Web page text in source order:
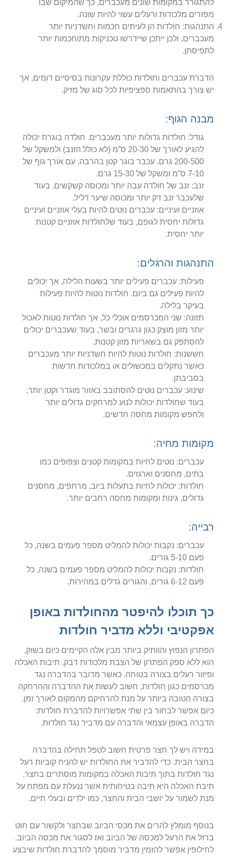
להתגורר במקומות שונים מעכברים, כך שהמיקום שבו
מפזרים מלכודות ורעלים עשוי להיות שונה.
התנהגות: חולדות הן לעיתים חכמות וחשדניות יותר
מעכברים, ולכן ייתכן שיידרשו טכניקות מתוחכמות יותר
לתפיסתן.
הדברת עכברים וחולדות כוללת עקרונות בסיסיים דומים, אך
יש צורך בהתאמות ספציפיות לכל סוג של מזיק.
מבנה הגוף:
גודל: חולדות גדולות יותר מעכברים. חולדה בוגרת יכולה
להגיע לאורך של 20-30 ס”מ (לא כולל הזנב) ולמשקל של
200-500 גרם. עכבר בוגר קטן בהרבה, עם אורך גוף של
7-10 ס”מ ומשקל של 15-30 גרם.
זנב: זנב של חולדה עבה יותר ומכוסה קשקשים, בעוד
שלעכבר זנב דק יותר ומכוסה שיער דליל.
אוזניים ועיניים: עכברים נוטים להיות בעלי אוזניים ועיניים
גדולות יחסית לגופם, בעוד שלחולדות אוזניים קטנות
יותר יחסית.
התנהגות והרגלים:
פעילות: עכברים פעילים יותר בשעות הלילה, אך יכולים
להיות פעילים גם ביום. חולדות נוטות להיות פעילות
בעיקר בלילה.
תזונה: שני המכרסמים אוכלי כל, אך חולדות נוטות לאכול
יותר מזון מוצק כגון גרגרים ובשר, בעוד שעכברים יכולים
להסתפק גם בשאריות מזון קטנות.
חששנות: חולדות נוטות להיות חשדניות יותר מעכברים
כאשר נתקלים במכשולים או במלכודות חדשות
בסביבתן.
שינוע: עכברים נוטים להסתובב באזור מוגדר וקטן יותר,
בעוד שחולדות יכולות לנוע למרחקים גדולים יותר
ולחפש מקומות מחסה חדשים.
מקומות מחיה:
עכברים: נוטים לחיות במקומות קטנים וצפופים כמו
בתים, מחסנים וארגזים.
חולדות: יכולות לחיות בתעלות ביוב, מרתפים, מחסנים
גדולים, גינות ומקומות מחסה רחבים יותר.
רבייה:
עכברים: נקבות יכולות להמליט מספר פעמים בשנה, כל
פעם 5-10 גורים.
חולדות: נקבות יכולות להמליט מספר פעמים בשנה, כל
פעם 6-12 גורים, והגורים גדלים במהירות.
כך תוכלו להיפטר מהחולדות באופן
אפקטיבי וללא מדביר חולדות
הפתרון הנפוץ והוותיק ביותר מבין אלה הקיימים כיום בשוק,
הוא ללא ספק הפתרון של הצבת מלכודות דבק, תיבות האכלה
ופיזור רעלים בצורה בטוחה. כאשר מדובר בהדברה נגד
מכרסמים כגון חולדות, חשוב לעשות את ההדברה וההרחקה
בצורה הטובה ביותר על מנת להרחיקם מהמקום לאורך זמן.
כיום אפשר לבחור בין שתי אפשרויות להדברת חולדות:
הדברה באופן עצמאי והדברה עם מדביר נגד חולדות.
במידה ויש לך חצר פרטית חשוב לטפל תחילה בהדברה
בחצר הבית. כדי להדביר את החולדות יש להניח קוביות רעל
נגד חולדות בתוך תיבות האכלה במקומות מוסתרים בחצר.
תיבת האכלה היא תיבה בטיחותית אשר ננעלת עם מפתח על
מנת לשמור על יושבי הבית והחצר, כמו ילדים ובעלי חיים.
בנוסף מומלץ להרים את מכסי הביוב שבחצר ולקשור עם חוט
ברזל את הרעל למכסה של הביוב ואז לסגור את מכסה הביוב.
לחילופין אפשר להזמין מדביר מוסמך להדברת חולדות שיבצע